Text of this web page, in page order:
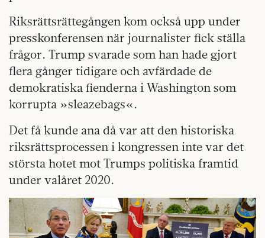
Riksrättsrättegången kom också upp under
presskonferensen när journalister fick ställa
frågor. Trump svarade som han hade gjort
flera gånger tidigare och avfärdade de
demokratiska fienderna i Washington som
korrupta »sleazebags«.
Det få kunde ana då var att den historiska
riksrättsprocessen i kongressen inte var det
största hotet mot Trumps politiska framtid
under valåret 2020.